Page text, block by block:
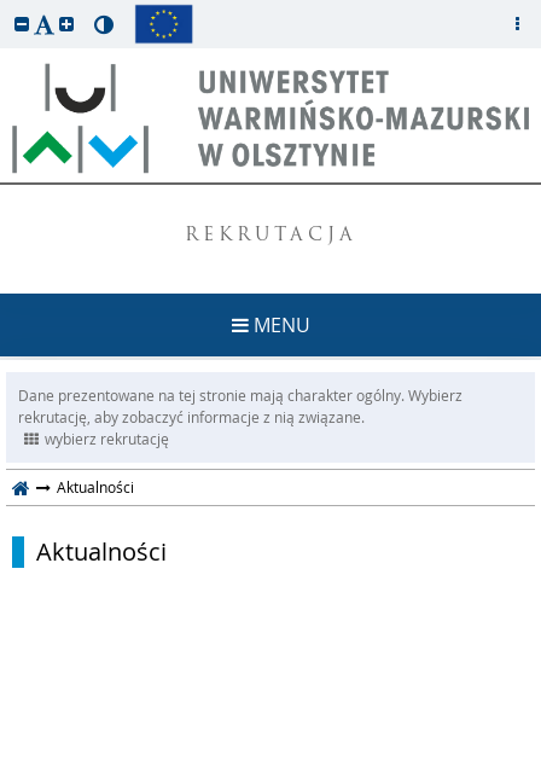
REKRUTACJA
MENU
Dane prezentowane na tej stronie mają charakter ogólny. Wybierz
rekrutację, aby zobaczyć informacje z nią związane.
wybierz rekrutację
Aktualności
Aktualności